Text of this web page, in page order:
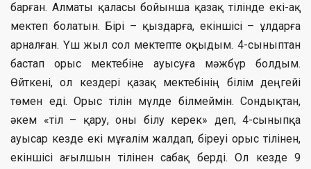
барған. Алматы қаласы бойынша қазақ тілінде екі-ақ
мектеп болатын. Бірі – қыздарға, екіншісі – ұлдарға
арналған. Үш жыл сол мектепте оқыдым. 4-сыныптан
бастап орыс мектебіне ауысуға мәжбүр болдым.
Өйткені, ол кездері қазақ мектебінің білім деңгейі
төмен еді. Орыс тілін мүлде білмеймін. Сондықтан,
әкем «тіл – қару, оны білу керек» деп, 4-сыныпқа
ауысар кезде екі мұғалім жалдап, біреуі орыс тілінен,
екіншісі ағылшын тілінен сабақ берді. Ол кезде 9